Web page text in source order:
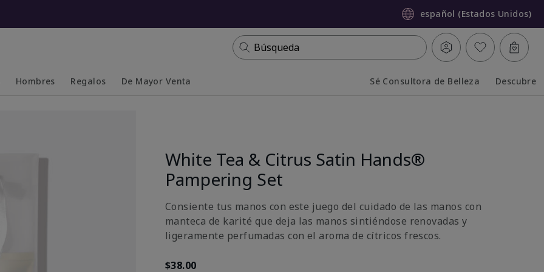
español (Estados Unidos)
Búsqueda
Hombres Regalos De Mayor Venta Sé Consultora de Belleza Descubre
White Tea & Citrus Satin Hands®
Pampering Set
Consiente tus manos con este juego del cuidado de las manos con
manteca de karité que deja las manos sintiéndose renovadas y
ligeramente perfumadas con el aroma de cítricos frescos.
$38.00